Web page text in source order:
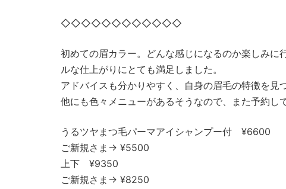
◇◇◇◇◇◇◇◇◇◇◇◇
初めての眉カラー。どんな感じになるのか楽しみ
ルな仕上がりにとても満足しました。
アドバイスも分かりやすく、自身の眉毛の特徴を見
他にも色々メニューがあるそうなので、また予約し
うるツヤまつ毛パーマアイシャンプー付 ¥6600
ご新規さま→ ¥5500
上下 ¥9350
ご新規さま→ ¥8250